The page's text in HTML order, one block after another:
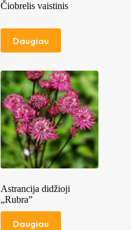
Čiobrelis vaistinis
Daugiau
Astrancija didžioji
„Rubra”
Daugiau